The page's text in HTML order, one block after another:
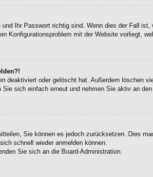
Ihr Passwort richtig sind. Wenn dies der Fall
mit der Website vorliegt,
deaktiviert oder gelöscht hat. Außerdem löschen
sich einfach erneut und nehmen Sie aktiv an
Sie können es jedoch zurücksetzen. Dies
schnell wieder anmelden können.
Sie sich an die Board-Administration.